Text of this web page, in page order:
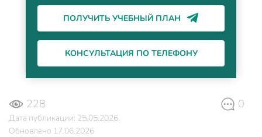
228 0
Дата публикации: 25.05.2026.
Обновлено 17.06.2026
ПОЛУЧИТЬ УЧЕБНЫЙ ПЛАН
КОНСУЛЬТАЦИЯ ПО ТЕЛЕФОНУ